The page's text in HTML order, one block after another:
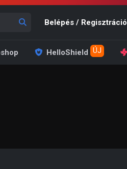
Belépés / Regisztráció
HelloShield ÚJ